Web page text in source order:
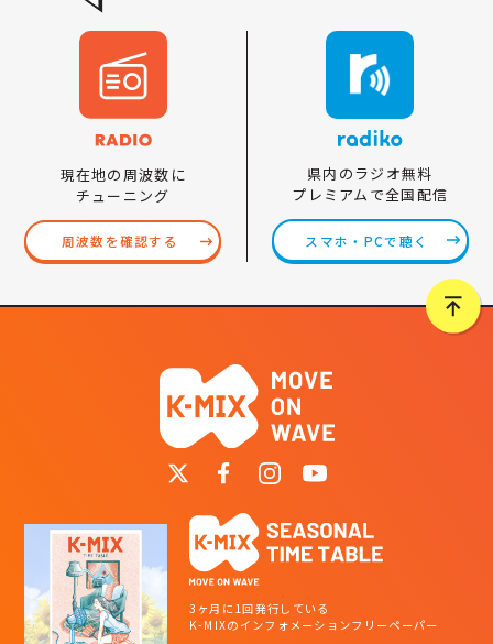
現在地の周波数に
チューニング
周波数を確認する
県内のラジオ無料
プレミアムで全国配信
スマホ・PCで聴く
3ヶ月に1回発行している
K-MIXのインフォメーションフリーペーパー